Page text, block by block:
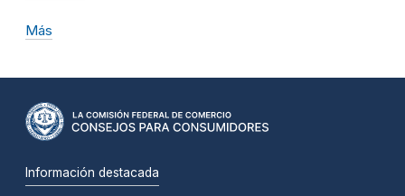
Más
Información destacada